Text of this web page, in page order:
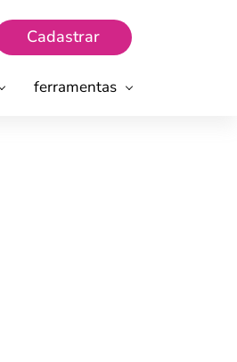
Cadastrar
ferramentas